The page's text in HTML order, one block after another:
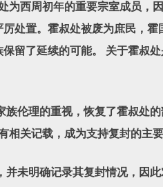
周初年的重要宗室成员，因
处置。霍叔处被废为庶民，
留了延续的可能。 关于霍叔
伦理的重视，恢复了霍叔处
关记载，成为支持复封的主要
未明确记录其复封情况，因此